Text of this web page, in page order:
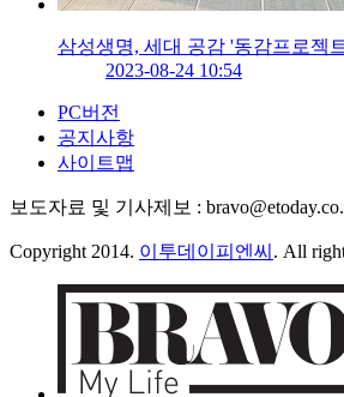
삼성생명, 세대 공감 '동감프로젝
2023-08-24 10:54
PC버전
공지사항
사이트맵
보도자료 및 기사제보 :
Copyright 2014. 이투데이피엔씨 . All